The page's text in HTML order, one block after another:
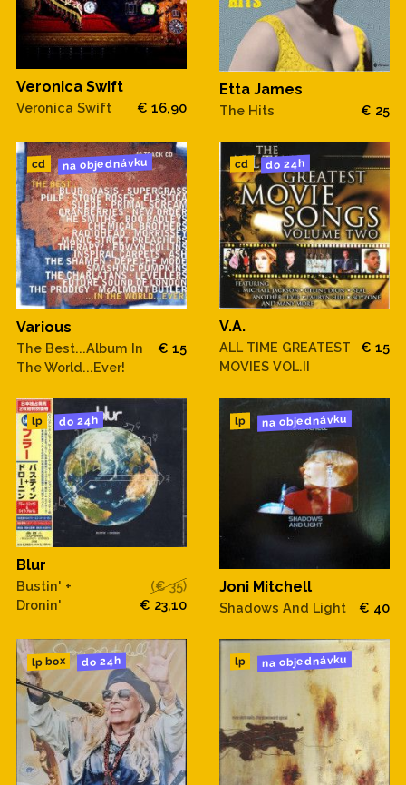
Veronica Swift
Veronica Swift € 16,90
Etta James
The Hits € 25
cd na objednávku
Various
The Best...Album In
The World...Ever!
€ 15
cd do 24h
V.A.
ALL TIME GREATEST
MOVIES VOL.II
€ 15
lp do 24h
Blur
Bustin' +
Dronin'
(€ 35)
€ 23,10
lp na objednávku
Joni Mitchell
Shadows And Light € 40
lp box do 24h lp na objednávku